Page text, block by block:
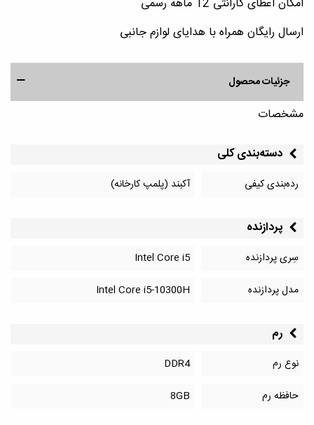
امکان اعطای گارانتی 12 ماهه رسمی
ارسال رایگان همراه با هدایای لوازم جانبی
جزئیات محصول
مشخصات
دسته‌بندی کلی
رده‌بندی کیفی آکبند (پلمپ کارخانه)
پردازنده
سِری پردازنده
Intel Core i5
مدل پردازنده
Intel Core i5-10300H
رم
نوع رم
DDR4
حافظه رم
8GB